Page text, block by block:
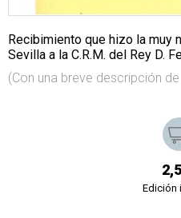
Recibimiento que hizo la muy
Sevilla a la C.R.M. del Rey D.
(Con una breve descripción
Edición